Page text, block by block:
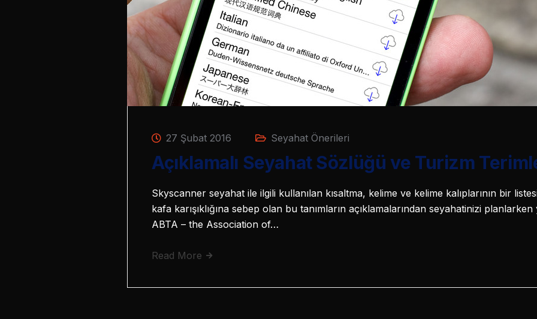
27 Şubat 2016 Seyahat Önerileri
Açıklamalı Seyahat Sözlüğü ve Turizm
Skyscanner seyahat ile ilgili kullanılan kısaltma, kelime ve kelime kalıplarının bir
kafa karışıklığına sebep olan bu tanımların açıklamalarından seyahatinizi
ABTA – the Association of…
Read More